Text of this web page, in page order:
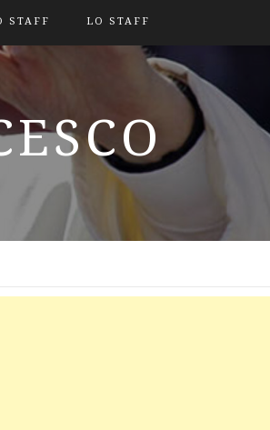
STAFF LO STAFF